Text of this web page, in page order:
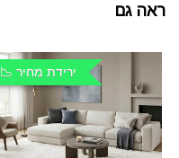
ראה גם
ירידת מחיר 📉